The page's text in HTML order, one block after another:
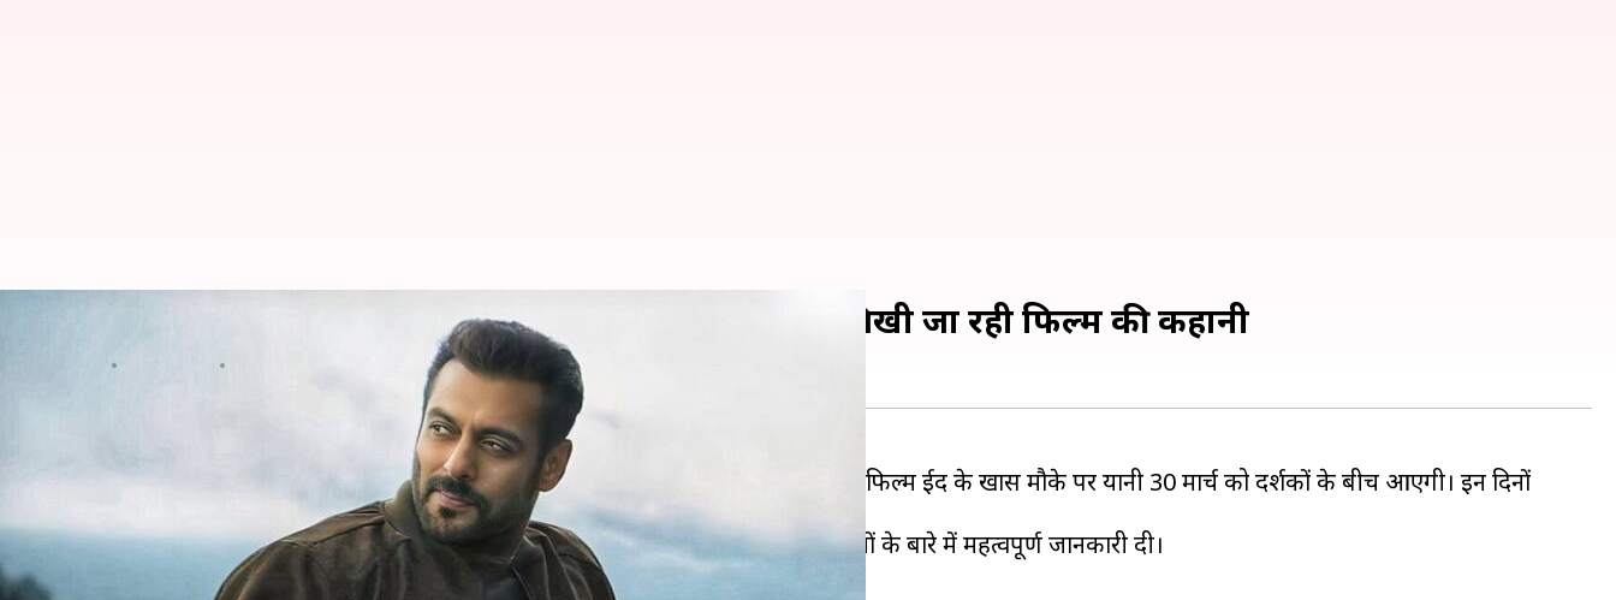
सलमान खान ने 'बजरंगी भाईजान' के सीक्वल पर लगाई मुहर, लिखी जा रही फिल्म की कहानी
सलमान खानकी फिल्म 'सिकंदर' सिनेमाघरों में दस्तक देने को तैयार है। एआर मुरुगादॉस में बनी यह फिल्म ईद के खास मौके पर यानी 30 मार्च को दर्शकों के बीच आएगी। इन दिनों
सलमान जमकर फिल्म का प्रचार-प्रसार कर रहे हैं।
'सिकंदर' की रिलीज से पहले सलमान ने हाल ही में मीडिया से बातचीत की और अपनी आगामी फिल्मों के बारे में महत्वपूर्ण जानकारी दी।